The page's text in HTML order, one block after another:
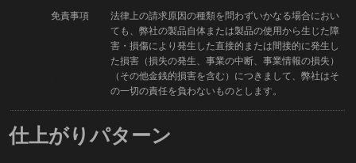
免責事項
法律上の請求原因の種類を問わずいかなる場合におい
ても、弊社の製品自体または製品の使用から生じた障
害・損傷により発生した直接的または間接的に発生し
た損害（損失の発生、事業の中断、事業情報の損失）
（その他金銭的損害を含む）につきまして、弊社はそ
の一切の責任を負わないものとします。
仕上がりパターン